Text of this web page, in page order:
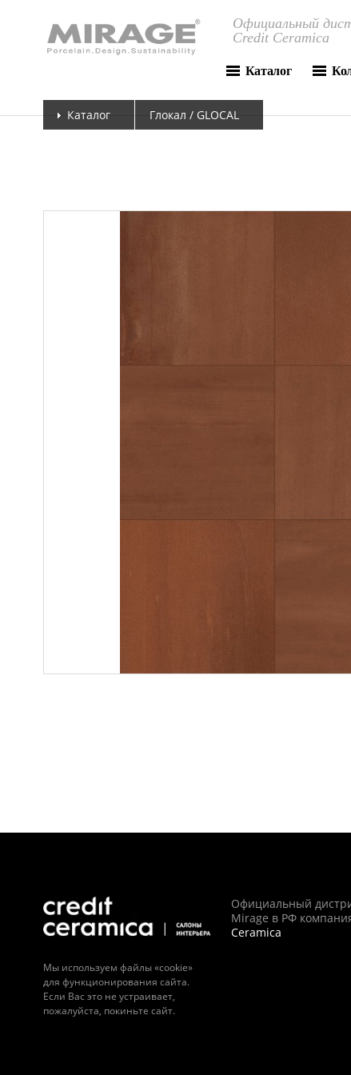
Официальный
Credit Ceramica
Каталог
Каталог Глокал / GLOCAL
Мы используем файлы «cookie»
для функционирования сайта.
Если Вас это не устраивает,
пожалуйста, покиньте сайт.
Официальный
Mirage в РФ
Ceramica